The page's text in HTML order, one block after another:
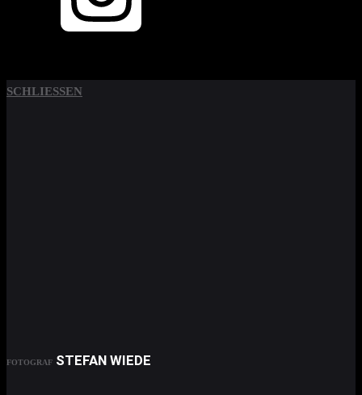
SCHLIESSEN
FOTOGRAF STEFAN WIEDE